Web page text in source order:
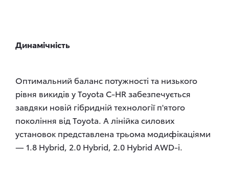
Динамічність
Оптимальний баланс потужності та низького
рівня викидів у Toyota C-HR забезпечується
завдяки новій гібридній технології п'ятого
покоління від Toyota. А лінійка силових
установок представлена трьома модифікаціями
— 1.8 Hybrid, 2.0 Hybrid, 2.0 Hybrid AWD-i.